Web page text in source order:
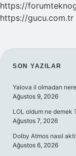
https://
https://gucu.com.tr
SON YAZILAR
Yalova il olmadan
Ağustos 9, 2026
LOL oldum ne demek
Ağustos 7, 2026
Dolby Atmos nasıl
Ağustos 6, 2026